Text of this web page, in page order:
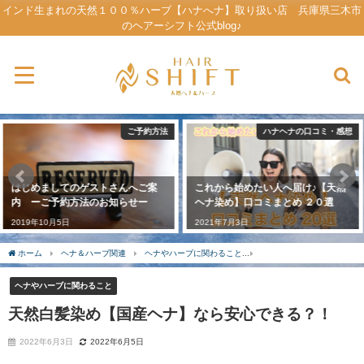
インド生まれの天然１００％ハーブ【ハナへナ】取り扱い店 兵庫県三木市
のヘアーシフト公式blog♪
ハナヘナの口コミ・感想
これから始めたい人へ届け♪【天然
ヘナ染め】口コミまとめ ２０選
2021年7月3日
サロン情報・ご案内
INFORMATION ーお店のご案内ー
2019年10月8日
ホーム ヘナ＆ハーブ関連 ヘナやハーブに関わること
ヘナやハーブに関わること
天然白髪染め【国産ヘナ】なら安心できる？！
2022年6月3日 2022年6月5日